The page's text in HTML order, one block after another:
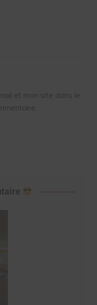
et mon site dans le